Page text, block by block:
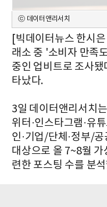
ⓒ 데이터앤리서치
[빅데이터뉴스 한시
래소 중 '소비자 만족
중인 업비트로 조사
타났다.
3일 데이터앤리서치
위터·인스타그램·유
인·기업/단체·정부/
대상으로 올 7~8월
련한 포스팅 수를 분